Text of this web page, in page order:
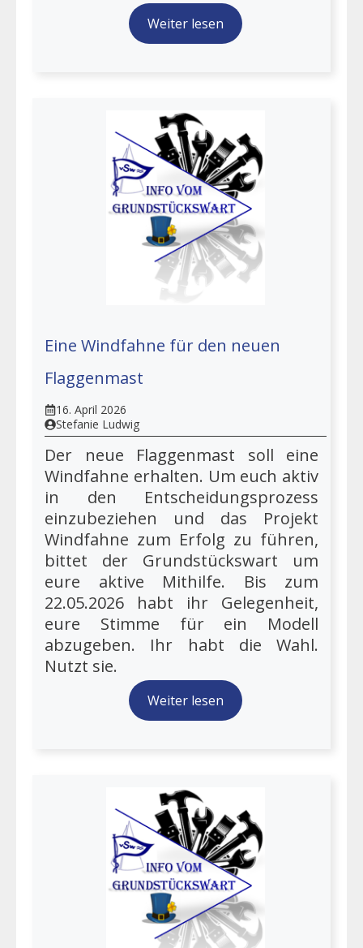
Weiter lesen
Eine Windfahne für den neuen
Flaggenmast
16. April 2026
Stefanie Ludwig
Der neue Flaggenmast soll eine
Windfahne erhalten. Um euch aktiv
in den Entscheidungsprozess
einzubeziehen und das Projekt
Windfahne zum Erfolg zu führen,
bittet der Grundstückswart um
eure aktive Mithilfe. Bis zum
22.05.2026 habt ihr Gelegenheit,
eure Stimme für ein Modell
abzugeben. Ihr habt die Wahl.
Nutzt sie.
Weiter lesen